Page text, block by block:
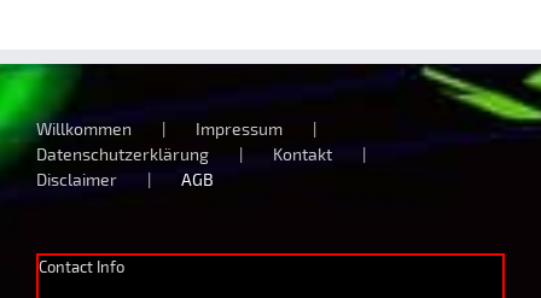
Willkommen
Impressum
Datenschutzerklärung
Kontakt
Disclaimer
AGB
Contact Info